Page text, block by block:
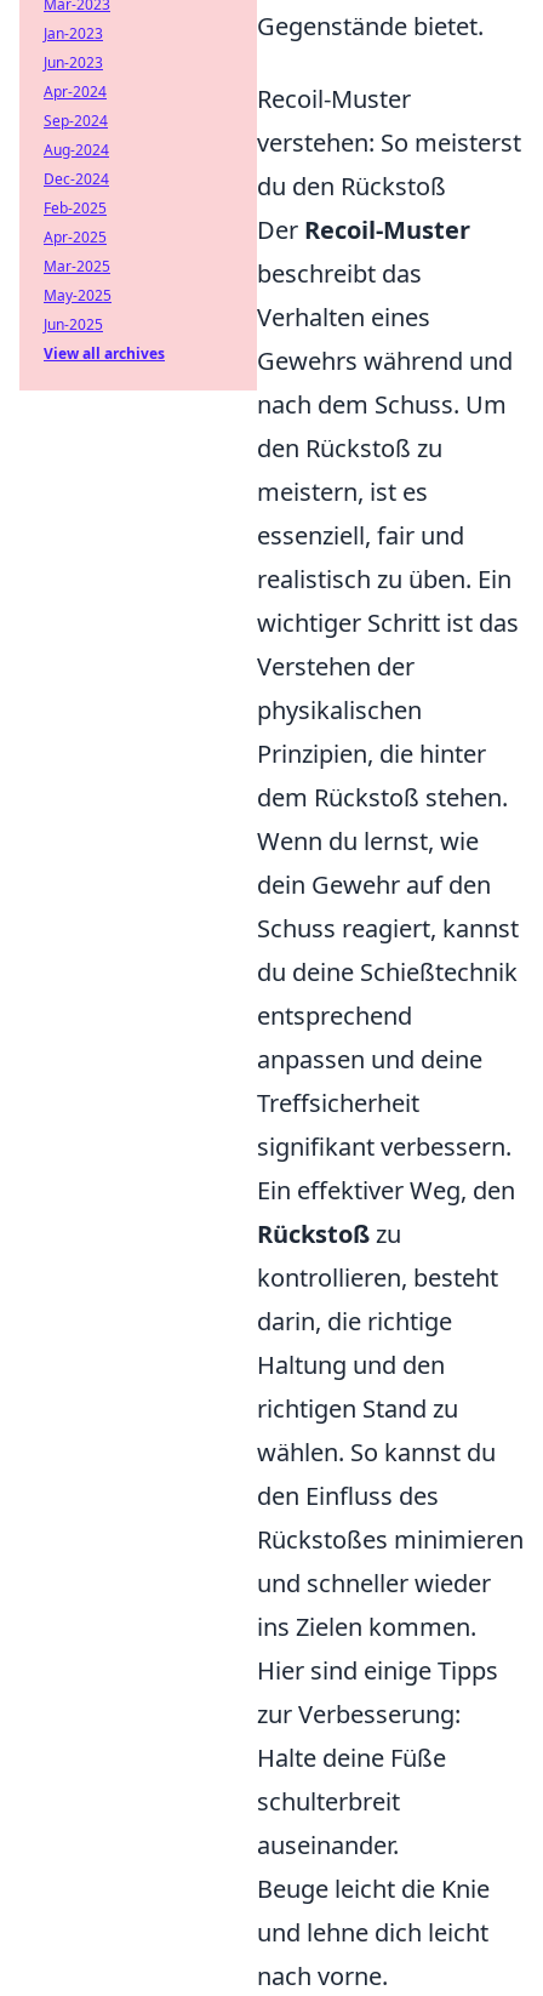
Gegenstände bietet.
Recoil-Muster
verstehen: So meisterst
du den Rückstoß
Der Recoil-Muster
beschreibt das
Verhalten eines
Gewehrs während und
nach dem Schuss. Um
den Rückstoß zu
meistern, ist es
essenziell, fair und
realistisch zu üben. Ein
wichtiger Schritt ist das
Verstehen der
physikalischen
Prinzipien, die hinter
dem Rückstoß stehen.
Wenn du lernst, wie
dein Gewehr auf den
Schuss reagiert, kannst
du deine Schießtechnik
entsprechend
anpassen und deine
Treffsicherheit
signifikant verbessern.
Ein effektiver Weg, den
Rückstoßzu
kontrollieren, besteht
darin, die richtige
Haltung und den
richtigen Stand zu
wählen. So kannst du
den Einfluss des
Rückstoßes minimieren
und schneller wieder
ins Zielen kommen.
Hier sind einige Tipps
zur Verbesserung:
Halte deine Füße
schulterbreit
auseinander.
Beuge leicht die Knie
und lehne dich leicht
nach vorne.
Mar-2023
Jan-2023
Jun-2023
Apr-2024
Sep-2024
Aug-2024
Dec-2024
Feb-2025
Apr-2025
Mar-2025
May-2025
Jun-2025
View all archives